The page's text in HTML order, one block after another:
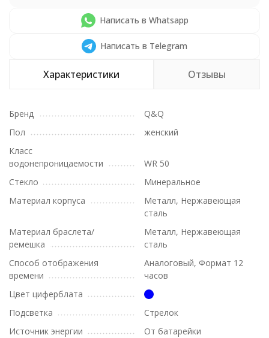
Написать в Whatsapp
Написать в Telegram
Характеристики Отзывы
Бренд
Q&Q
Пол
женский
Класс
водонепроницаемости
WR 50
Стекло
Минеральное
Материал корпуса
Металл, Нержавеющая
сталь
Материал браслета/
ремешка
Металл, Нержавеющая
сталь
Способ отображения
времени
Аналоговый, Формат 12
часов
Цвет циферблата
Подсветка
Стрелок
Источник энергии
От батарейки